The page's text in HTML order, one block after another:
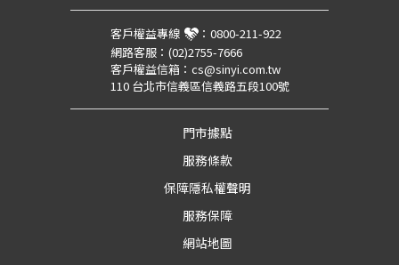
客戶權益專線 ： 0800-211-922
網路客服： (02)2755-7666
客戶權益信箱： cs@sinyi.com.tw
110 台北市信義區信義路五段100號
門市據點
服務條款
保障隱私權聲明
服務保障
網站地圖